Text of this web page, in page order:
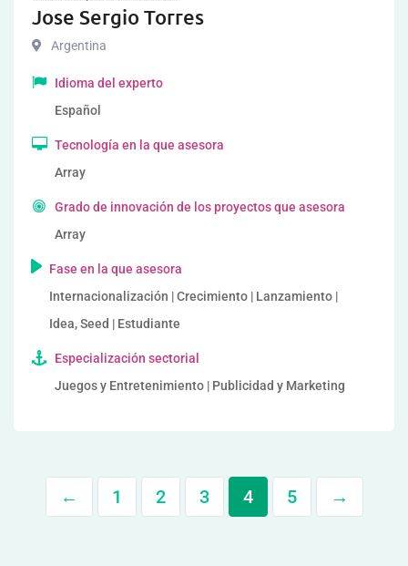
Jose Sergio Torres
Argentina
Idioma del experto
Español
Tecnología en la que asesora
Array
Grado de innovación de los proyectos que asesora
Array
Fase en la que asesora
Internacionalización | Crecimiento | Lanzamiento |
Idea, Seed | Estudiante
Especialización sectorial
Juegos y Entretenimiento | Publicidad y Marketing
← 1 2 3 4 5 →